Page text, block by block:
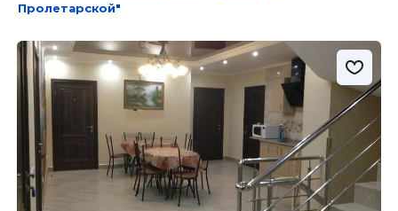
Пролетарской"